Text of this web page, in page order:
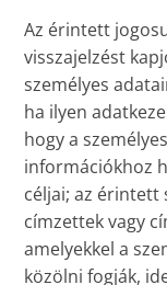
Az érintett
visszajelzést
személyes
ha ilyen
hogy a
információkhoz
céljai; az érintett
címzettek vagy
amelyekkel a
közölni fogják,